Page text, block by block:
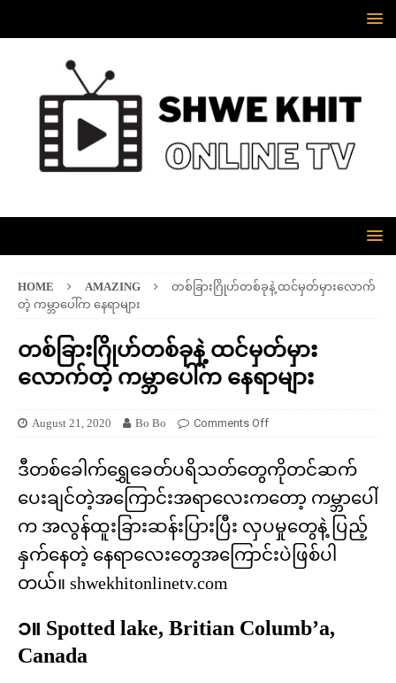
HOME AMAZING
တစ်ခြားဂြိုဟ်တစ်ခုနဲ့ ထင်မှတ်မှားလောက်
တဲ့ ကမ္ဘာပေါ်က နေရာများ
တစ်ခြားဂြိုဟ်တစ်ခုနဲ့ ထင်မှတ်မှား
လောက်တဲ့ ကမ္ဘာပေါ်က နေရာများ
August 21, 2020 Bo Bo Comments Off
ဒီတစ်ခေါက်ရွှေခေတ်ပရိသတ်တွေကိုတင်ဆက်
ပေးချင်တဲ့အကြောင်းအရာလေးကတော့ ကမ္ဘာပေါ်
က အလွန်ထူးခြားဆန်းပြားပြီး လှပမှုတွေနဲ့ ပြည့်
နှက်နေတဲ့ နေရာလေးတွေအကြောင်းပဲဖြစ်ပါ
တယ်။ shwekhitonlinetv.com
၁။ Spotted lake, Britian Columb’a,
Canada